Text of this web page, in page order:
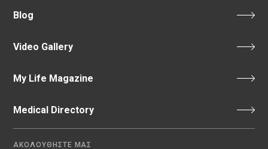
Blog
Video Gallery
My Life Magazine
Medical Directory
ΑΚΟΛΟΥΘΗΣΤΕ ΜΑΣ